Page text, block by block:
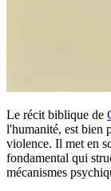
Le récit biblique de
l'humanité, est bien
violence. Il met en
fondamental qui
mécanismes